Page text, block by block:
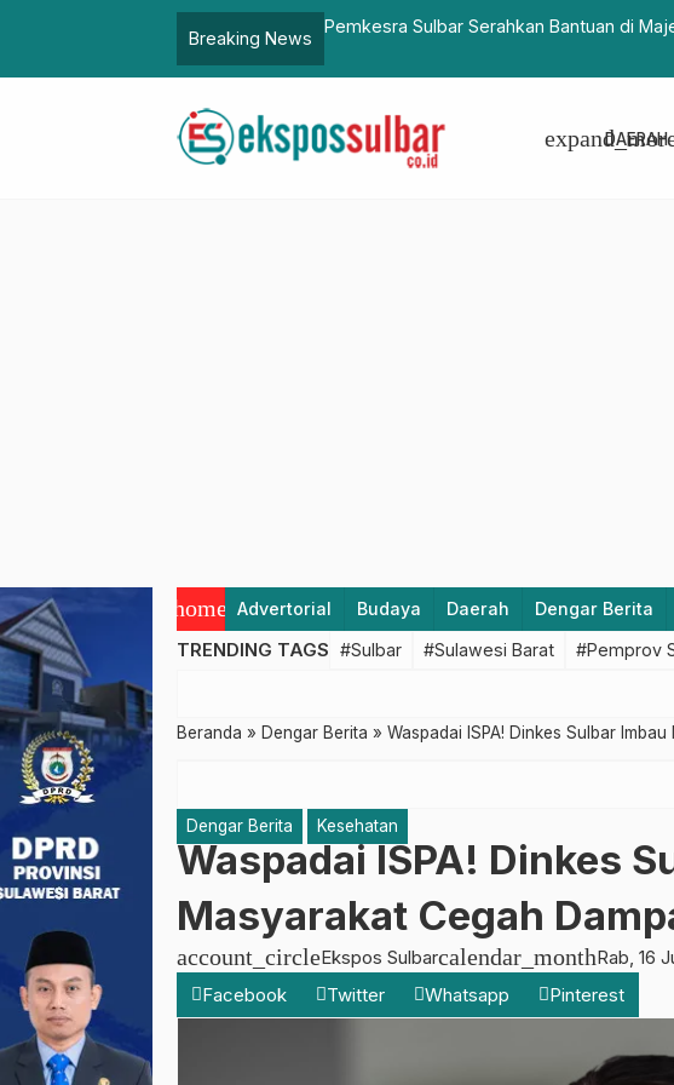
Breaking News
di Majene, Pastikan Tidak Ada Lagi Anak
Bapperida Sulbar Ikuti Pelatihan
DAERAH
home Advertorial Budaya Daerah Dengar Berita
TRENDING TAGS #Sulbar #Sulawesi Barat #Pemprov
Beranda » Dengar Berita » Waspadai ISPA! Dinkes Sulbar
Dengar Berita Kesehatan
Waspadai ISPA! Dinkes
Masyarakat Cegah
account_circleEkspos Sulbarcalendar_monthRab, 16
Facebook
Twitter Whatsapp Pinterest